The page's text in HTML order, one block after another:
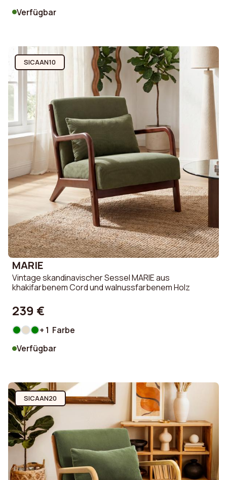
Verfügbar
SICAAN10
MARIE
Vintage skandinavischer Sessel MARIE aus
khakifarbenem Cord und walnussfarbenem Holz
239 €
+ 1 Farbe
Verfügbar
SICAAN20